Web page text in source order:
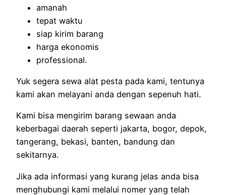
amanah
tepat waktu
siap kirim barang
harga ekonomis
professional.
Yuk segera sewa alat pesta pada kami, tentunya
kami akan melayani anda dengan sepenuh hati.
Kami bisa mengirim barang sewaan anda
keberbagai daerah seperti jakarta, bogor, depok,
tangerang, bekasi, banten, bandung dan
sekitarnya.
Jika ada informasi yang kurang jelas anda bisa
menghubungi kami melalui nomer yang telah